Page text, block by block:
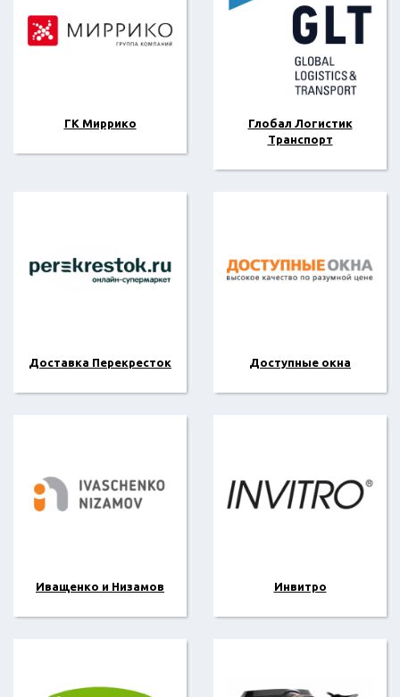
ГК Миррико
Глобал Логистик
Транспорт
Доставка Перекресток Доступные окна
Иващенко и Низамов Инвитро